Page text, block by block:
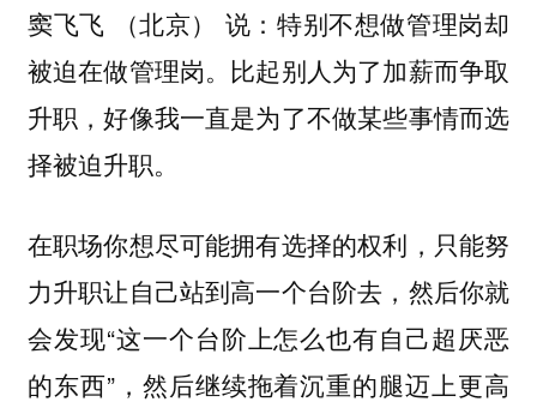
窦飞飞 （北京） 说：特别不想做管理岗却
被迫在做管理岗。比起别人为了加薪而争取
升职，好像我一直是为了不做某些事情而选
择被迫升职。
在职场你想尽可能拥有选择的权利，只能努
力升职让自己站到高一个台阶去，然后你就
会发现“这一个台阶上怎么也有自己超厌恶
的东西”，然后继续拖着沉重的腿迈上更高